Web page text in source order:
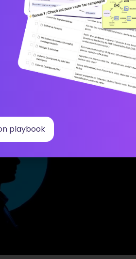
la
playbook